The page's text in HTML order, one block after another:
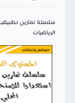
سلسلة تمارين
الرياضيات